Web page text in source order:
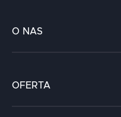
O NAS
Kariera
OFERTA